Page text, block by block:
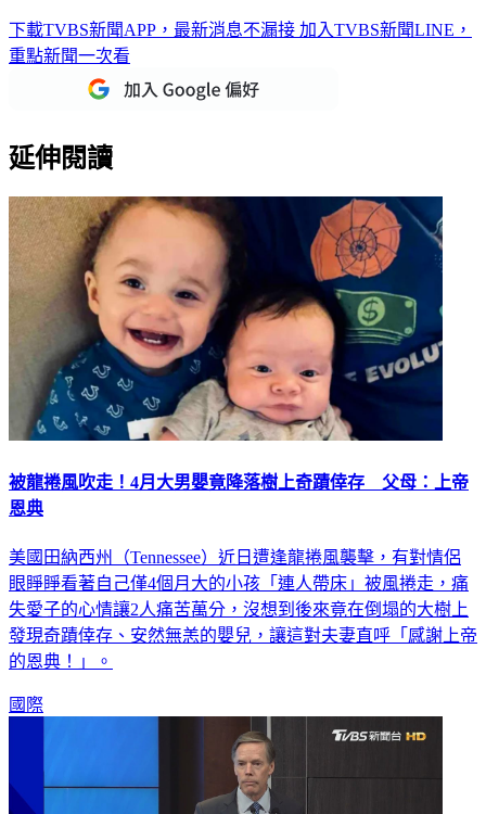
下載TVBS新聞APP，最新消息不漏接 加入TVBS新聞LINE，
重點新聞一次看
延伸閱讀
被龍捲風吹走！4月大男嬰竟降落樹上奇蹟倖存 父母：上帝
恩典
美國田納西州（Tennessee）近日遭逢龍捲風襲擊，有對情侶
眼睜睜看著自己僅4個月大的小孩「連人帶床」被風捲走，痛
失愛子的心情讓2人痛苦萬分，沒想到後來竟在倒塌的大樹上
發現奇蹟倖存、安然無恙的嬰兒，讓這對夫妻直呼「感謝上帝
的恩典！」。
國際